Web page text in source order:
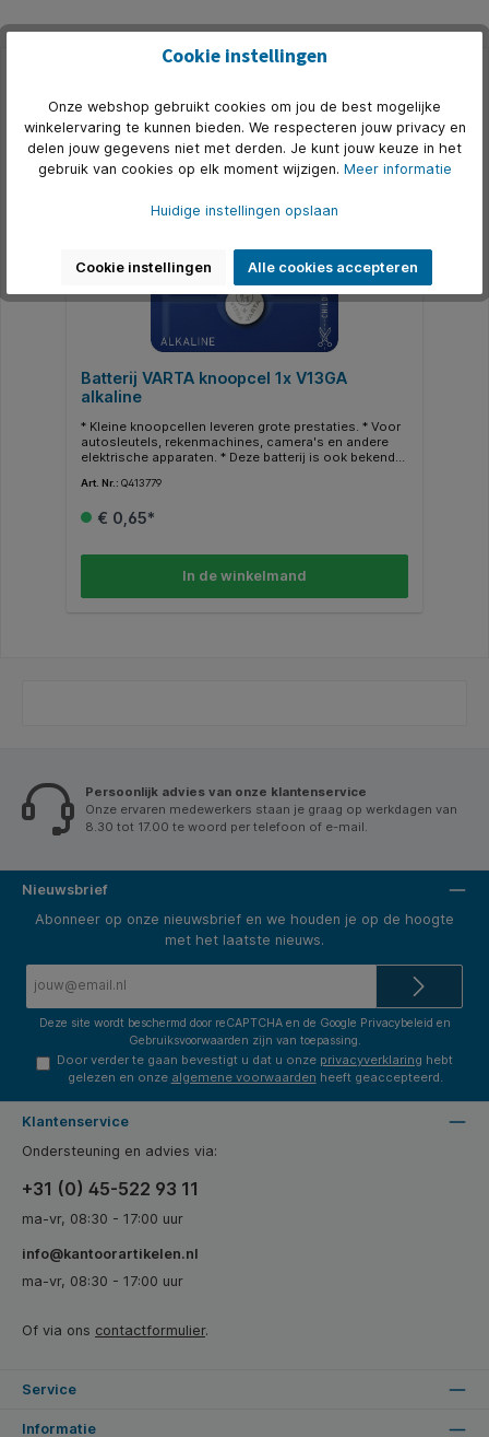
Productgalerij overslaan
Alternatief
Batterij VARTA knoopcel 1x V13GA
alkaline
* Kleine knoopcellen leveren grote prestaties. * Voor
autosleutels, rekenmachines, camera's en andere
elektrische apparaten. * Deze batterij is ook bekend
PX76A. * Lege batterijen? Lever ze gratis in bij een
https://inleverpunten.stichting-open.org voor jouw
Art. Nr.: Q413779
€ 0,65*
In de winkelmand
Persoonlijk advies van onze klantenservice
Onze ervaren medewerkers staan je graag op werkdagen van
8.30 tot 17.00 te woord per telefoon of e-mail.
Nieuwsbrief
Abonneer op onze nieuwsbrief en we houden je op de hoogte
met het laatste nieuws.
Deze site wordt beschermd door reCAPTCHA en de Google Privacybeleid en
Gebruiksvoorwaarden zijn van toepassing.
Door verder te gaan bevestigt u dat u onze privacyverklaring hebt
gelezen en onze algemene voorwaarden heeft geaccepteerd.
Klantenservice
Ondersteuning en advies via:
+31 (0) 45-522 93 11
ma-vr, 08:30 - 17:00 uur
info@kantoorartikelen.nl
ma-vr, 08:30 - 17:00 uur
Of via ons contactformulier.
Service
Informatie
Cookie instellingen
Onze webshop gebruikt cookies om jou de best mogelijke
winkelervaring te kunnen bieden. We respecteren jouw privacy en
delen jouw gegevens niet met derden. Je kunt jouw keuze in het
gebruik van cookies op elk moment wijzigen. Meer informatie
Huidige instellingen opslaan
Cookie instellingen Alle cookies accepteren